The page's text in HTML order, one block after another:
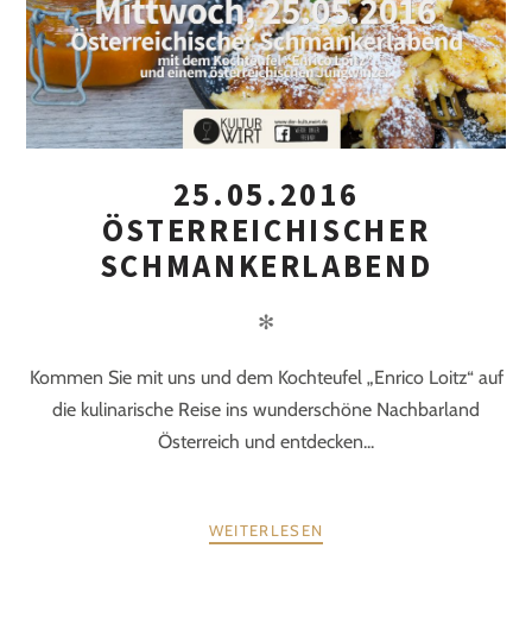
25.05.2016
ÖSTERREICHISCHER
SCHMANKERLABEND
✻
Kommen Sie mit uns und dem Kochteufel „Enrico Loitz“ auf
die kulinarische Reise ins wunderschöne Nachbarland
Österreich und entdecken...
WEITERLESEN